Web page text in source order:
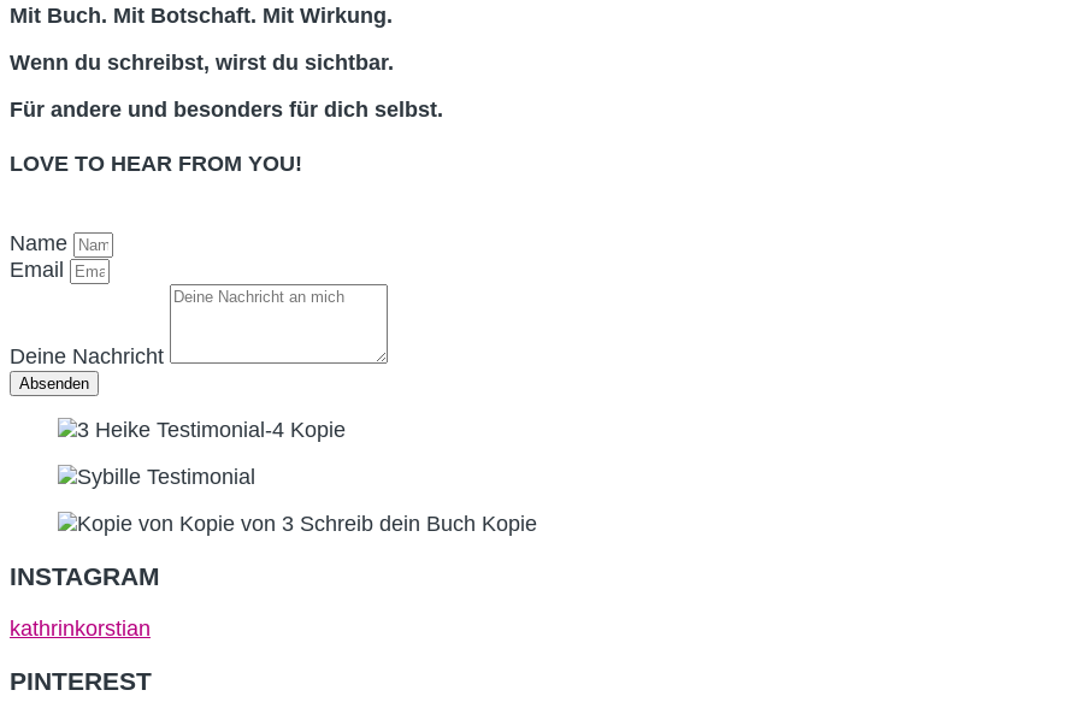
Mit Buch. Mit Botschaft. Mit Wirkung.
Wenn du schreibst, wirst du sichtbar.
Für andere und besonders für dich selbst.
LOVE TO HEAR FROM YOU!
Name
Email
Deine Nachricht
Absenden
INSTAGRAM
kathrinkorstian
PINTEREST